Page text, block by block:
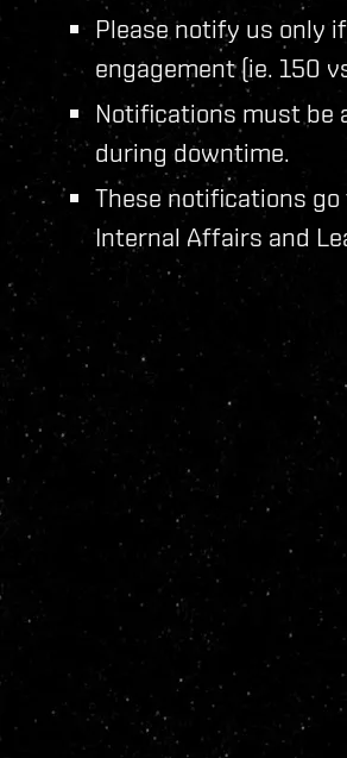
Please notify us only
engagement (ie. 150
Notifications must be
during downtime.
These notifications go
Internal Affairs and